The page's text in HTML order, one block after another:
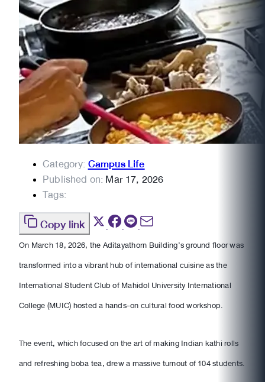
Category:Campus Life
Published on:Mar 17, 2026
Tags:
Copy link
On March 18, 2026, the Aditayathorn Building’s ground floor was
transformed into a vibrant hub of international cuisine as the
International Student Club of Mahidol University International
College (MUIC) hosted a hands-on cultural food workshop.
The event, which focused on the art of making Indian kathi rolls
and refreshing boba tea, drew a massive turnout of 104 students.